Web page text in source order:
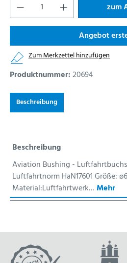
zum
Angebot
Zum Merkzettel hinzufügen
Produktnummer:20694
Beschreibung
Beschreibung
Aviation Bushing -
Luftfahrtnorm HaN17601 Größe:
Material:Luftfahrtwerk…Mehr